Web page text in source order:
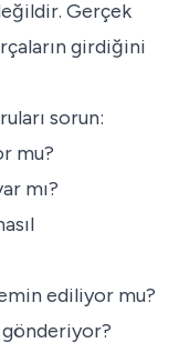
Gerçek
girdiğini
sorun:
mu?
mı?
ediliyor mu?